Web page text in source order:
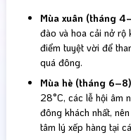
Mùa xuân (tháng
đào và hoa cải nở rộ
điểm tuyệt vời để
quá đông.
Mùa hè (tháng
28°C, các lễ hội âm
đông khách nhất,
tâm lý xếp hàng tại